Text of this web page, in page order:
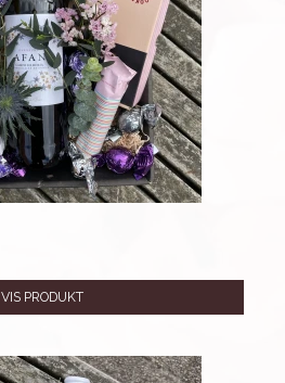
VIS PRODUKT